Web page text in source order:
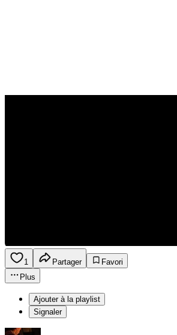
1 Partager
Favori
Plus
Ajouter à la playlist
Signaler